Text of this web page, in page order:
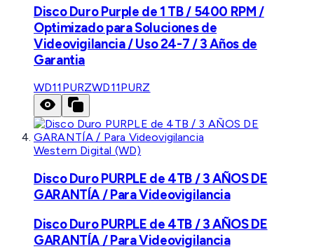
Disco Duro Purple de 1 TB / 5400 RPM /
Optimizado para Soluciones de
Videovigilancia / Uso 24-7 / 3 Años de
Garantia
WD11PURZWD11PURZ
Western Digital (WD)
Disco Duro PURPLE de 4TB / 3 AÑOS DE
GARANTÍA / Para Videovigilancia
Disco Duro PURPLE de 4TB / 3 AÑOS DE
GARANTÍA / Para Videovigilancia